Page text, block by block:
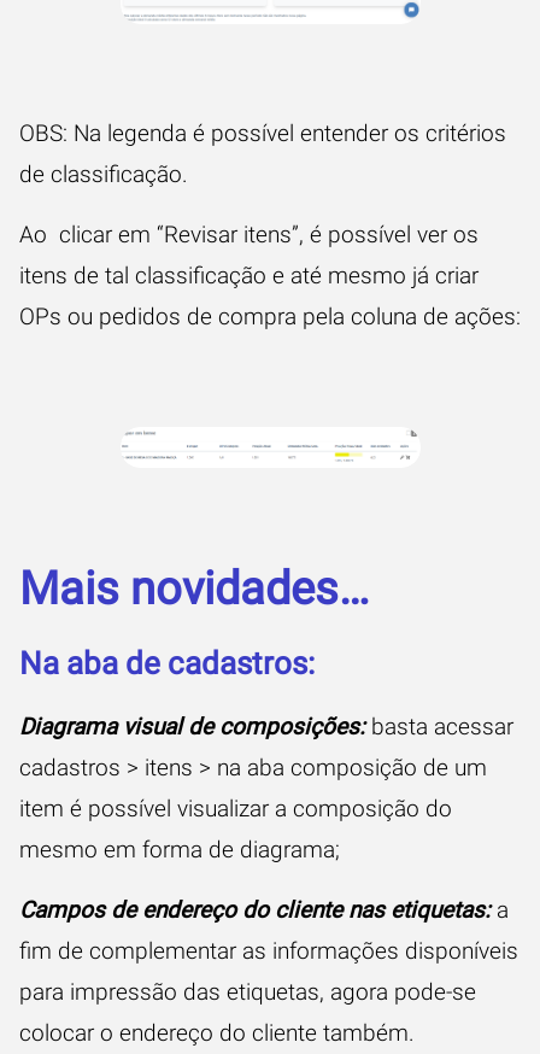
OBS: Na legenda é possível entender os critérios
de classificação.
Ao clicar em “Revisar itens”, é possível ver os
itens de tal classificação e até mesmo já criar
OPs ou pedidos de compra pela coluna de ações:
Mais novidades…
Na aba de cadastros:
Diagrama visual de composições:basta acessar
cadastros > itens > na aba composição de um
item é possível visualizar a composição do
mesmo em forma de diagrama;
Campos de endereço do cliente nas etiquetas:a
fim de complementar as informações disponíveis
para impressão das etiquetas, agora pode-se
colocar o endereço do cliente também.